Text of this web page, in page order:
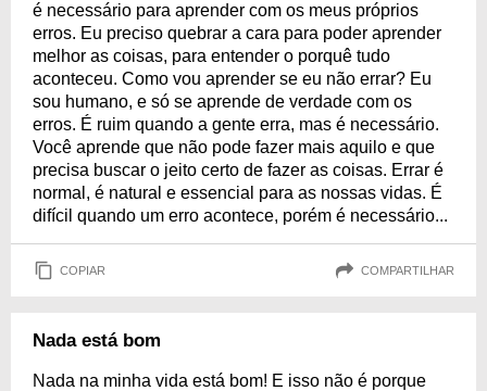
é necessário para aprender com os meus próprios
erros. Eu preciso quebrar a cara para poder aprender
melhor as coisas, para entender o porquê tudo
aconteceu. Como vou aprender se eu não errar? Eu
sou humano, e só se aprende de verdade com os
erros. É ruim quando a gente erra, mas é necessário.
Você aprende que não pode fazer mais aquilo e que
precisa buscar o jeito certo de fazer as coisas. Errar é
normal, é natural e essencial para as nossas vidas. É
difícil quando um erro acontece, porém é necessário...
COPIAR COMPARTILHAR
Nada está bom
Nada na minha vida está bom! E isso não é porque